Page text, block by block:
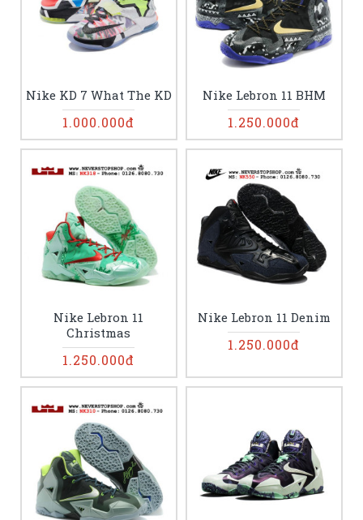
Nike KD 7 What The KD
1.000.000đ
Nike Lebron 11 BHM
1.250.000đ
Nike Lebron 11
Christmas
1.250.000đ
Nike Lebron 11 Denim
1.250.000đ